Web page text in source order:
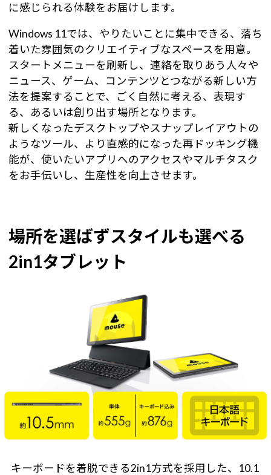
に感じられる体験をお届けします。
Windows 11では、やりたいことに集中できる、落ち
着いた雰囲気のクリエイティブなスペースを用意。
スタートメニューを刷新し、連絡を取りあう人々や
ニュース、ゲーム、コンテンツとつながる新しい方
法を提案することで、ごく自然に考える、表現す
る、あるいは創り出す場所となります。
新しくなったデスクトップやスナップレイアウトの
ようなツール、より直感的になった再ドッキング機
能が、使いたいアプリへのアクセスやマルチタスク
をお手伝いし、生産性を向上させます。
場所を選ばずスタイルも選べる
2in1タブレット
キーボードを着脱できる2in1方式を採用した、10.1